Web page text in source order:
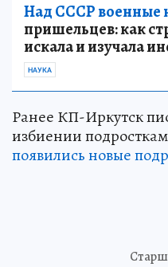
Над СССР военные
пришельцев: как
искала и изучала
НАУКА
Ранее КП-Иркутск
избиении
появились новые